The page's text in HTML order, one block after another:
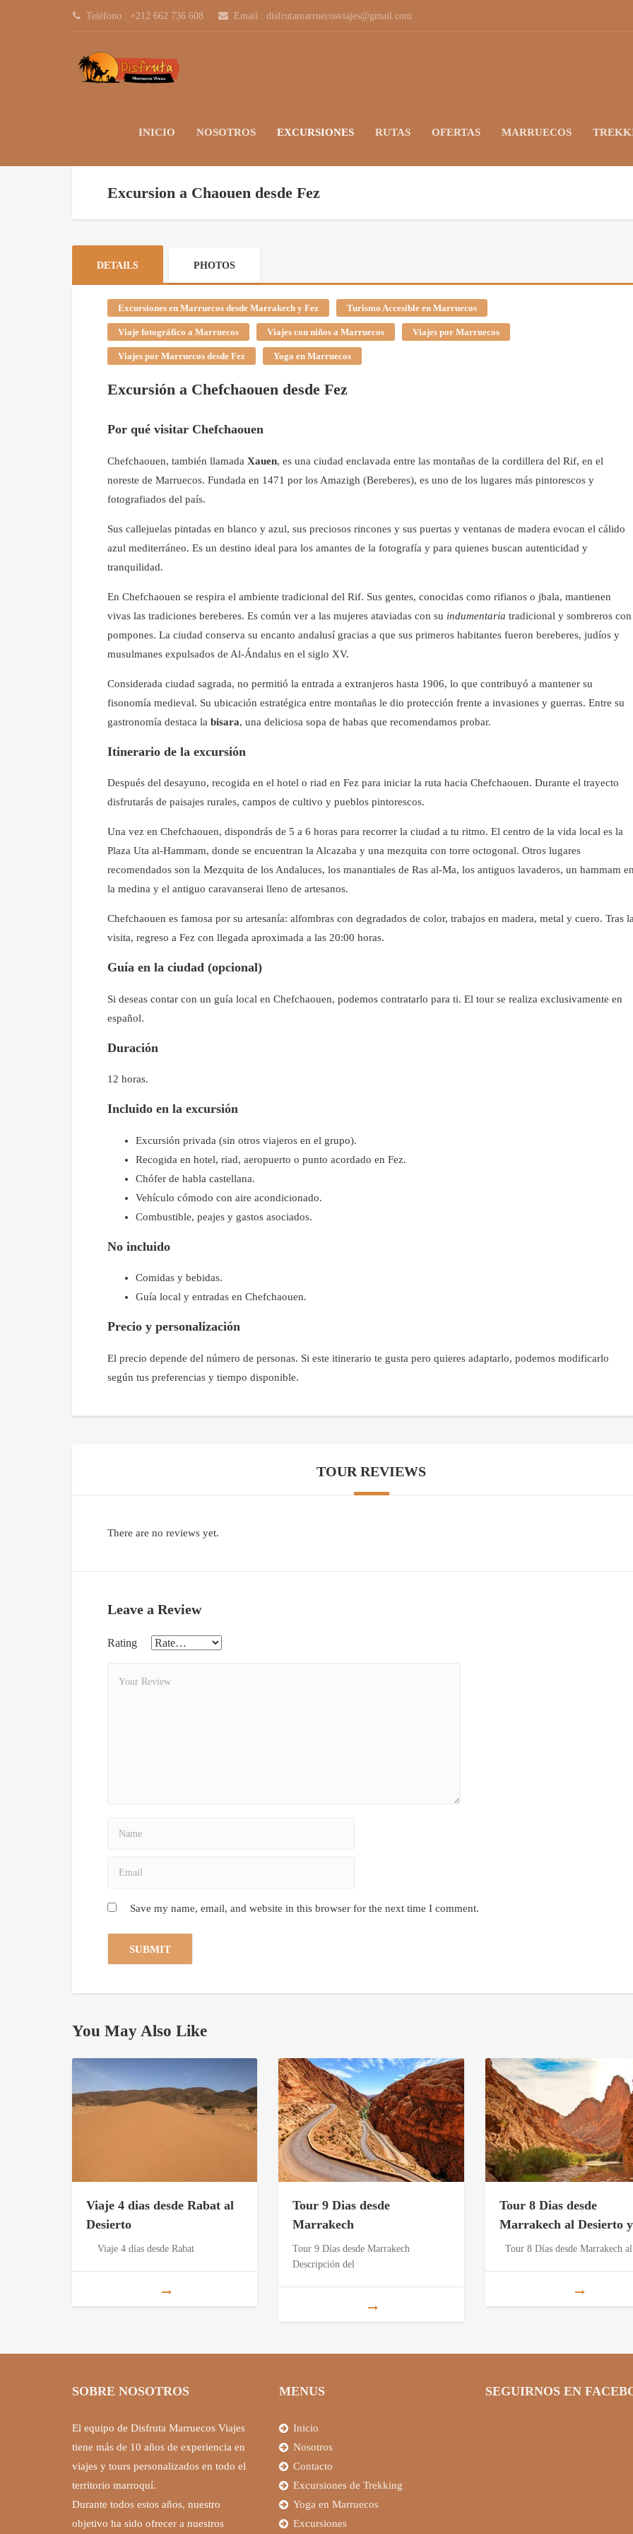
Teléfono : +212 662 736 608 Email : disfrutamarruecosviajes@gmail.com
INICIO NOSOTROS EXCURSIONES RUTAS OFERTAS MARRUECOS
Excursion a Chaouen desde Fez
DETAILS PHOTOS
Excursiones en Marruecos desde Marrakech y Fez Turismo Accesible en Marruecos
Viaje fotográfico a Marruecos Viajes con niños a Marruecos Viajes por Marruecos
Viajes por Marruecos desde Fez Yoga en Marruecos
Excursión a Chefchaouen desde Fez
Por qué visitar Chefchaouen
Chefchaouen, también llamada Xauen, es una ciudad enclavada entre las montañas de la cordillera del Rif, en el
noreste de Marruecos. Fundada en 1471 por los Amazigh (Bereberes), es uno de los lugares más pintorescos y
fotografiados del país.
Sus callejuelas pintadas en blanco y azul, sus preciosos rincones y sus puertas y ventanas de madera evocan el cálido
azul mediterráneo. Es un destino ideal para los amantes de la fotografía y para quienes buscan autenticidad y
tranquilidad.
En Chefchaouen se respira el ambiente tradicional del Rif. Sus gentes, conocidas como rifianos o jbala, mantienen
vivas las tradiciones bereberes. Es común ver a las mujeres ataviadas con su indumentaria tradicional y sombreros con
pompones. La ciudad conserva su encanto andalusí gracias a que sus primeros habitantes fueron bereberes, judíos y
musulmanes expulsados de Al-Ándalus en el siglo XV.
Considerada ciudad sagrada, no permitió la entrada a extranjeros hasta 1906, lo que contribuyó a mantener su
fisonomía medieval. Su ubicación estratégica entre montañas le dio protección frente a invasiones y guerras. Entre su
gastronomía destaca la bisara, una deliciosa sopa de habas que recomendamos probar.
Itinerario de la excursión
Después del desayuno, recogida en el hotel o riad en Fez para iniciar la ruta hacia Chefchaouen. Durante el trayecto
disfrutarás de paisajes rurales, campos de cultivo y pueblos pintorescos.
Una vez en Chefchaouen, dispondrás de 5 a 6 horas para recorrer la ciudad a tu ritmo. El centro de la vida local es la
Plaza Uta al-Hammam, donde se encuentran la Alcazaba y una mezquita con torre octogonal. Otros lugares
recomendados son la Mezquita de los Andaluces, los manantiales de Ras al-Ma, los antiguos lavaderos, un hammam
la medina y el antiguo caravanserai lleno de artesanos.
Chefchaouen es famosa por su artesanía: alfombras con degradados de color, trabajos en madera, metal y cuero. Tras
visita, regreso a Fez con llegada aproximada a las 20:00 horas.
Guía en la ciudad (opcional)
Si deseas contar con un guía local en Chefchaouen, podemos contratarlo para ti. El tour se realiza exclusivamente en
español.
Duración
12 horas.
Incluido en la excursión
Excursión privada (sin otros viajeros en el grupo).
Recogida en hotel, riad, aeropuerto o punto acordado en Fez.
Chófer de habla castellana.
Vehículo cómodo con aire acondicionado.
Combustible, peajes y gastos asociados.
No incluido
Comidas y bebidas.
Guía local y entradas en Chefchaouen.
Precio y personalización
El precio depende del número de personas. Si este itinerario te gusta pero quieres adaptarlo, podemos modificarlo
según tus preferencias y tiempo disponible.
TOUR REVIEWS
There are no reviews yet.
Leave a Review
Rating
Save my name, email, and website in this browser for the next time I comment.
You May Also Like
Viaje 4 dias desde Rabat al
Desierto
Viaje 4 días desde Rabat
Tour 9 Dias desde
Marrakech
Tour 9 Días desde Marrakech
Descripción del
Tour 8 Dias desde
Marrakech al Desierto
Tour 8 Días desde Marrakech al
SOBRE NOSOTROS
El equipo de Disfruta Marruecos Viajes
tiene más de 10 años de experiencia en
viajes y tours personalizados en todo el
territorio marroquí.
Durante todos estos años, nuestro
objetivo ha sido ofrecer a nuestros
MENUS
Inicio
Nosotros
Contacto
Excursiones de Trekking
Yoga en Marruecos
Excursiones
SEGUIRNOS EN